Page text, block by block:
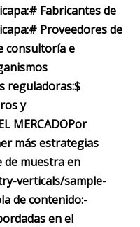
# Fabricantes de
# Proveedores de
consultoría e
reguladoras:$
y
MERCADOPor
más estrategias
de muestra en
verticals/sample-
de contenido:-
en el